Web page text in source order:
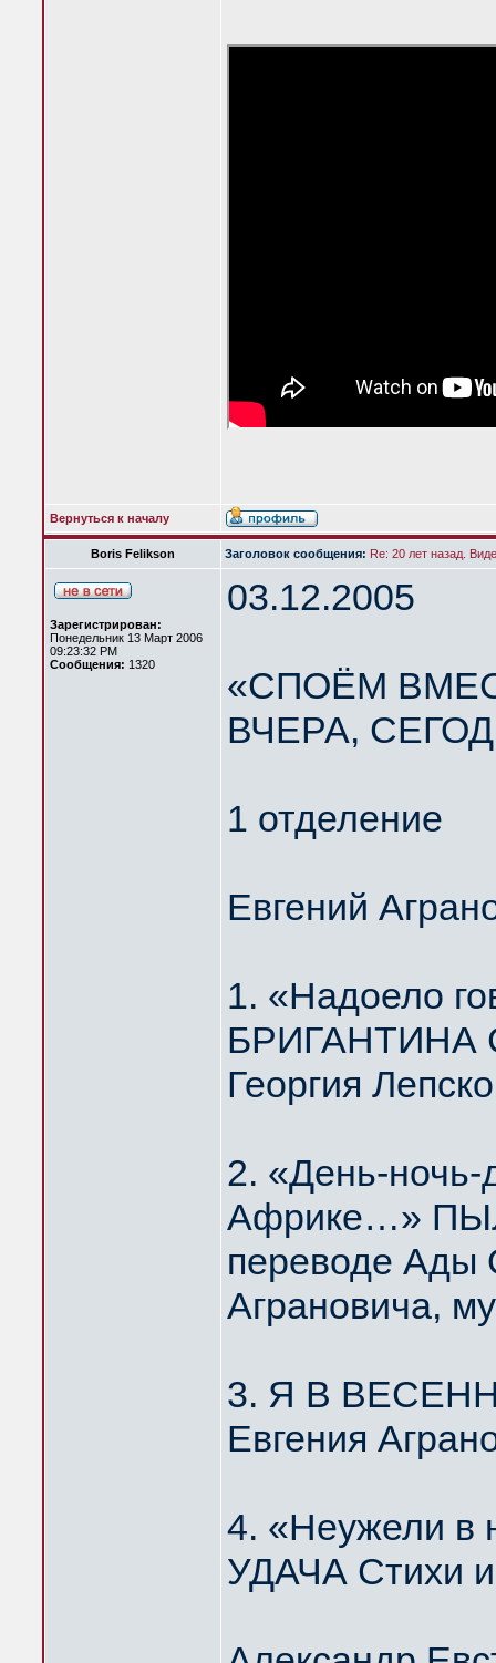
Вернуться к началу
Boris Felikson Заголовок сообщения: Re: 20 лет назад.
Зарегистрирован:
Понедельник 13 Март 2006
09:23:32 PM
Сообщения: 1320
03.12.2005
«СПОЁМ
ВЧЕРА,
1 отделение
Евгений
1. «Надоело
БРИГАНТИНА
Георгия
2. «День-
Африке…»
переводе Ады
Аграновича,
3. Я В
Евгения
4. «Неужели
УДАЧА Стихи и